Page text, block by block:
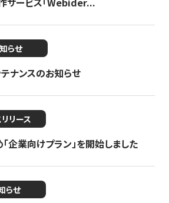
らせ
テナンスのお知らせ
リース
企業向けプラン」を開始しました
らせ